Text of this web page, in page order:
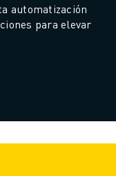
automatización
para elevar